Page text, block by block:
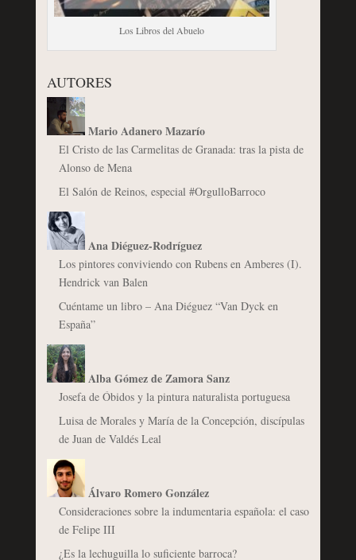
Los Libros del Abuelo
AUTORES
Mario Adanero Mazarío
El Cristo de las Carmelitas de Granada: tras la pista de
Alonso de Mena
El Salón de Reinos, especial #OrgulloBarroco
Ana Diéguez-Rodríguez
Los pintores conviviendo con Rubens en Amberes (I).
Hendrick van Balen
Cuéntame un libro – Ana Diéguez “Van Dyck en
España”
Alba Gómez de Zamora Sanz
Josefa de Óbidos y la pintura naturalista portuguesa
Luisa de Morales y María de la Concepción, discípulas
de Juan de Valdés Leal
Álvaro Romero González
Consideraciones sobre la indumentaria española: el caso
de Felipe III
¿Es la lechuguilla lo suficiente barroca?